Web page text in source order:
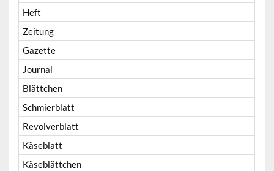
Heft
Zeitung
Gazette
Journal
Blättchen
Schmierblatt
Revolverblatt
Käseblatt
Käseblättchen